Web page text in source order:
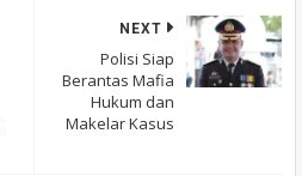
NEXT
Polisi Siap
Berantas Mafia
Hukum dan
Makelar Kasus